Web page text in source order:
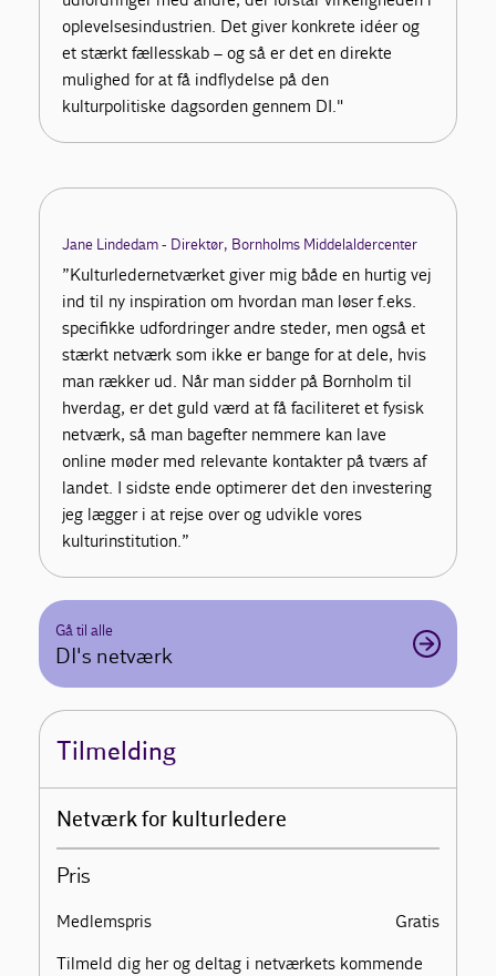
oplevelsesindustrien. Det giver konkrete idéer og
et stærkt fællesskab – og så er det en direkte
mulighed for at få indflydelse på den
kulturpolitiske dagsorden gennem DI."
Jane Lindedam - Direktør, Bornholms Middelaldercenter
”Kulturledernetværket giver mig både en hurtig vej
ind til ny inspiration om hvordan man løser f.eks.
specifikke udfordringer andre steder, men også et
stærkt netværk som ikke er bange for at dele, hvis
man rækker ud. Når man sidder på Bornholm til
hverdag, er det guld værd at få faciliteret et fysisk
netværk, så man bagefter nemmere kan lave
online møder med relevante kontakter på tværs af
landet. I sidste ende optimerer det den investering
jeg lægger i at rejse over og udvikle vores
kulturinstitution.”
Gå til alle
DI's netværk
Tilmelding
Netværk for kulturledere
Pris
Medlemspris
Gratis
Tilmeld dig her og deltag i netværkets kommende